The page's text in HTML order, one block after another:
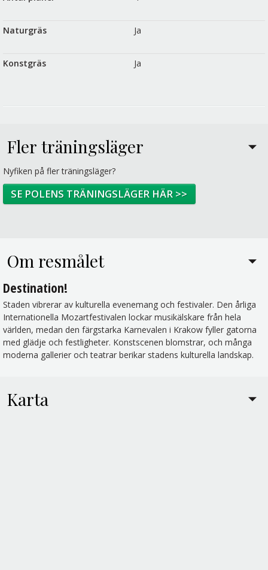
Naturgräs Ja
Konstgräs Ja
Fler träningsläger
Nyfiken på fler träningsläger?
SE POLENS TRÄNINGSLÄGER HÄR >>
Om resmålet
Destination!
Staden vibrerar av kulturella evenemang och festivaler. Den årliga
Internationella Mozartfestivalen lockar musikälskare från hela
världen, medan den färgstarka Karnevalen i Krakow fyller gatorna
med glädje och festligheter. Konstscenen blomstrar, och många
moderna gallerier och teatrar berikar stadens kulturella landskap.
Karta